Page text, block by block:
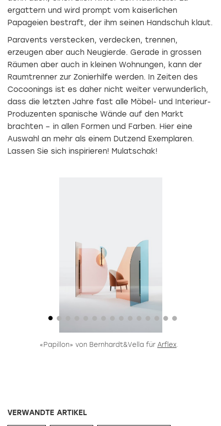
ergattern und wird prompt vom kaiserlichen
Papageien bestraft, der ihm seinen Handschuh klaut.
Paravents verstecken, verdecken, trennen,
erzeugen aber auch Neugierde. Gerade in grossen
Räumen aber auch in kleinen Wohnungen, kann der
Raumtrenner zur Zonierhilfe werden. In Zeiten des
Cocoonings ist es daher nicht weiter verwunderlich,
dass die letzten Jahre fast alle Möbel- und Interieur-
Produzenten spanische Wände auf den Markt
brachten – in allen Formen und Farben. Hier eine
Auswahl an mehr als einem Dutzend Exemplaren.
Lassen Sie sich inspirieren! Mulatschak!
«Papillon» von Bernhardt&Vella für Arflex
VERWANDTE ARTIKEL